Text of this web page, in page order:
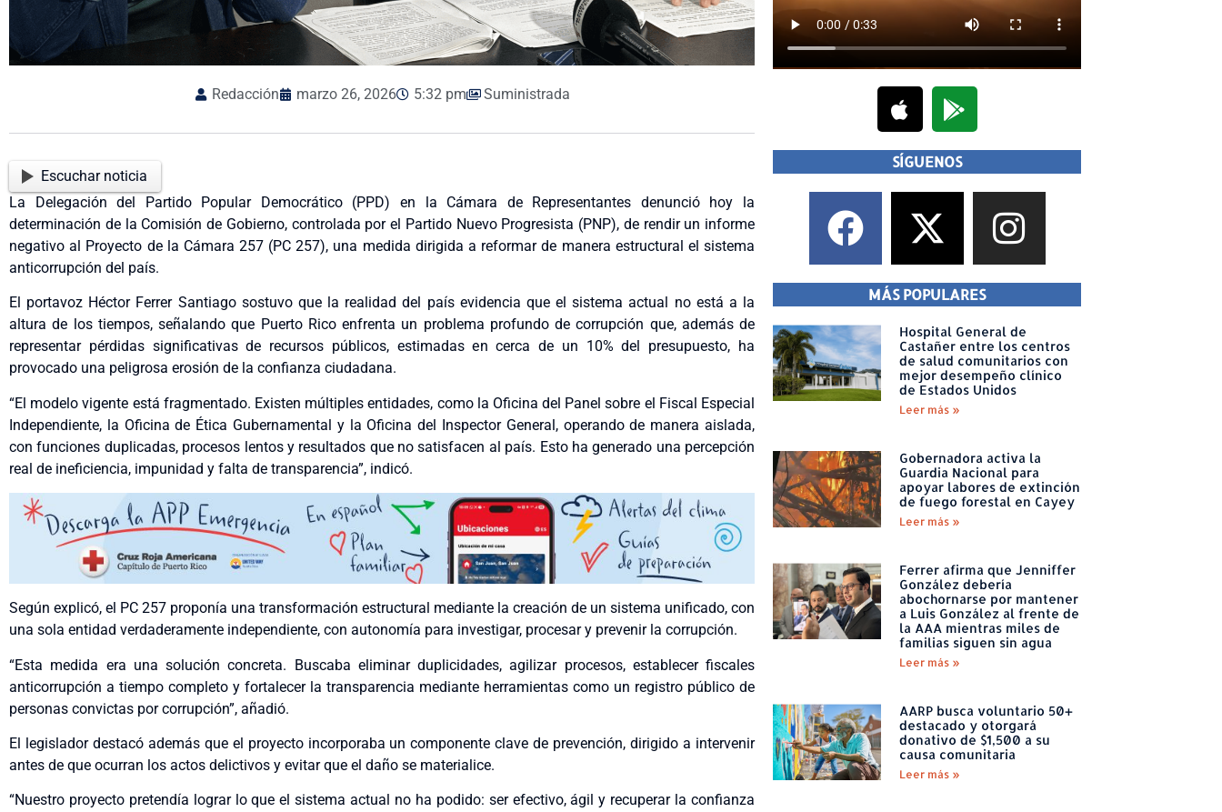
Redacción marzo 26, 2026 5:32 pm Suministrada
Escuchar noticia
La Delegación del Partido Popular Democrático (PPD) en la Cámara de Representantes denunció hoy la
determinación de la Comisión de Gobierno, controlada por el Partido Nuevo Progresista (PNP), de rendir un informe
negativo al Proyecto de la Cámara 257 (PC 257), una medida dirigida a reformar de manera estructural el sistema
anticorrupción del país.
El portavoz Héctor Ferrer Santiago sostuvo que la realidad del país evidencia que el sistema actual no está a la
altura de los tiempos, señalando que Puerto Rico enfrenta un problema profundo de corrupción que, además de
representar pérdidas significativas de recursos públicos, estimadas en cerca de un 10% del presupuesto, ha
provocado una peligrosa erosión de la confianza ciudadana.
“El modelo vigente está fragmentado. Existen múltiples entidades, como la Oficina del Panel sobre el Fiscal Especial
Independiente, la Oficina de Ética Gubernamental y la Oficina del Inspector General, operando de manera aislada,
con funciones duplicadas, procesos lentos y resultados que no satisfacen al país. Esto ha generado una percepción
real de ineficiencia, impunidad y falta de transparencia”, indicó.
Según explicó, el PC 257 proponía una transformación estructural mediante la creación de un sistema unificado, con
una sola entidad verdaderamente independiente, con autonomía para investigar, procesar y prevenir la corrupción.
“Esta medida era una solución concreta. Buscaba eliminar duplicidades, agilizar procesos, establecer fiscales
anticorrupción a tiempo completo y fortalecer la transparencia mediante herramientas como un registro público de
personas convictas por corrupción”, añadió.
El legislador destacó además que el proyecto incorporaba un componente clave de prevención, dirigido a intervenir
antes de que ocurran los actos delictivos y evitar que el daño se materialice.
“Nuestro proyecto pretendía lograr lo que el sistema actual no ha podido: ser efectivo, ágil y recuperar la confianza
SÍGUENOS
MÁS POPULARES
Hospital General de
Castañer entre los centros
de salud comunitarios con
mejor desempeño clínico
de Estados Unidos
Leer más »
Gobernadora activa la
Guardia Nacional para
apoyar labores de extinción
de fuego forestal en Cayey
Leer más »
Ferrer afirma que Jenniffer
González debería
abochornarse por mantener
a Luis González al frente de
la AAA mientras miles de
familias siguen sin agua
Leer más »
AARP busca voluntario 50+
destacado y otorgará
donativo de $1,500 a su
causa comunitaria
Leer más »